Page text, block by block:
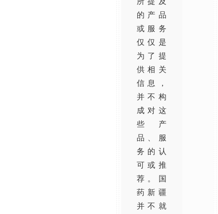
的产品
或服务
仅仅是
为了提
供相关
信息，
并不构
成对这
些产
品、服
务的认
可或推
荐。国
药新疆
并不就